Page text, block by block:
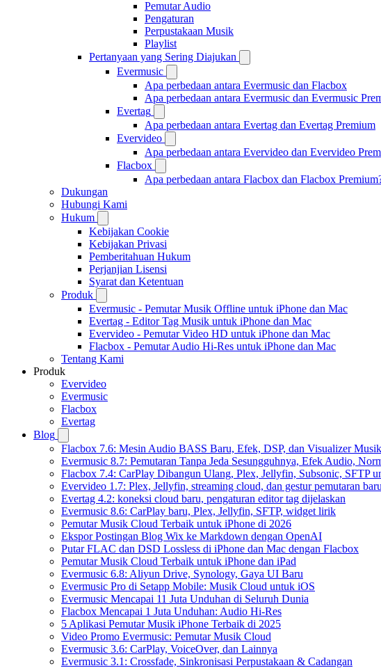
Pemutar Audio
Pengaturan
Perpustakaan Musik
Playlist
Pertanyaan yang Sering Diajukan
Evermusic
Apa perbedaan antara Evermusic dan Flacbox
Apa perbedaan antara Evermusic dan Evermusic
Evertag
Apa perbedaan antara Evertag dan Evertag Premium
Evervideo
Apa perbedaan antara Evervideo dan Evervideo
Flacbox
Apa perbedaan antara Flacbox dan Flacbox
Dukungan
Hubungi Kami
Hukum
Kebijakan Cookie
Kebijakan Privasi
Pemberitahuan Hukum
Perjanjian Lisensi
Syarat dan Ketentuan
Produk
Evermusic - Pemutar Musik Offline untuk iPhone dan Mac
Evertag - Editor Tag Musik untuk iPhone dan Mac
Evervideo - Pemutar Video HD untuk iPhone dan Mac
Flacbox - Pemutar Audio Hi-Res untuk iPhone dan Mac
Tentang Kami
Produk
Evervideo
Evermusic
Flacbox
Evertag
Blog
Flacbox 7.6: Mesin Audio BASS Baru, Efek, DSP, dan Visualizer
Evermusic 8.7: Pemutaran Tanpa Jeda Sesungguhnya, Efek Audio,
Flacbox 7.4: CarPlay Dibangun Ulang, Plex, Jellyfin, Subsonic, SFTP
Evervideo 1.7: Plex, Jellyfin, streaming cloud, dan gestur pemutaran baru
Evertag 4.2: koneksi cloud baru, pengaturan editor tag dijelaskan
Evermusic 8.6: CarPlay baru, Plex, Jellyfin, SFTP, widget lirik
Pemutar Musik Cloud Terbaik untuk iPhone di 2026
Ekspor Postingan Blog Wix ke Markdown dengan OpenAI
Putar FLAC dan DSD Lossless di iPhone dan Mac dengan Flacbox
Pemutar Musik Cloud Terbaik untuk iPhone dan iPad
Evermusic 6.8: Aliyun Drive, Synology, Gaya UI Baru
Evermusic Pro di Setapp Mobile: Musik Cloud untuk iOS
Evermusic Mencapai 11 Juta Unduhan di Seluruh Dunia
Flacbox Mencapai 1 Juta Unduhan: Audio Hi-Res
5 Aplikasi Pemutar Musik iPhone Terbaik di 2025
Video Promo Evermusic: Pemutar Musik Cloud
Evermusic 3.6: CarPlay, VoiceOver, dan Lainnya
Evermusic 3.1: Crossfade, Sinkronisasi Perpustakaan & Cadangan